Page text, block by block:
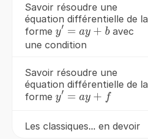
Savoir résoudre une
équation différentielle de la
forme y'=ay+b
y′ = ay + bavec
une condition
Savoir résoudre une
équation différentielle de la
forme y'=ay+f
y′ = ay + f
Les classiques... en devoir